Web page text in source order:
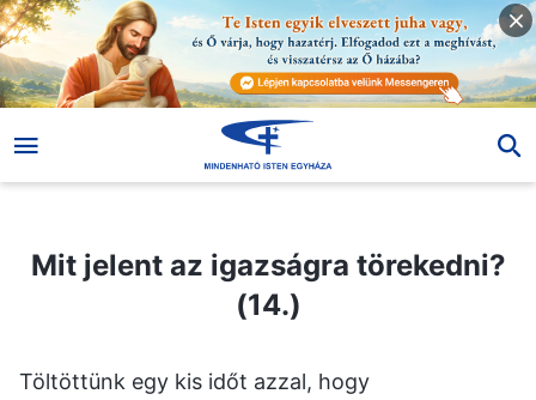
Mit jelent az igazságra törekedni? (14.)
Mit jelent az igazságra törekedni?
(14.)
Töltöttünk egy kis időt azzal, hogy